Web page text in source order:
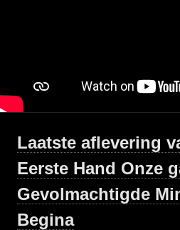
Laatste aflevering
Eerste Hand Onze
Gevolmachtigde
Begina